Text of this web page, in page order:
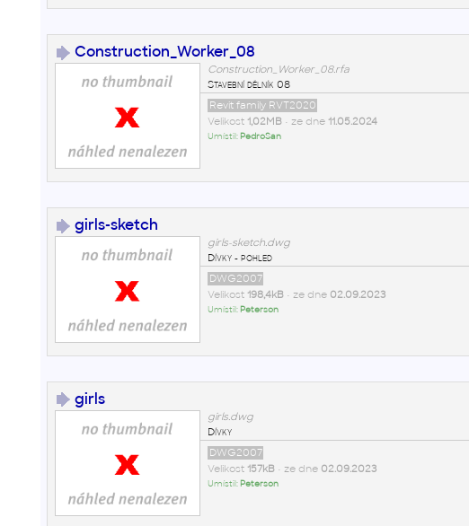
Construction_Worker_08
Construction_Worker_08.rfa
Stavební dělník 08
Revit family RVT2020
Velikost 1,02MB• ze dne 11.05.2024
Umístil: PedroSan
girls-sketch
girls-sketch.dwg
Dívky - pohled
DWG2007
Velikost 198,4kB• ze dne 02.09.2023
Umístil: Peterson
girls
girls.dwg
Dívky
DWG2007
Velikost 157kB• ze dne 02.09.2023
Umístil: Peterson